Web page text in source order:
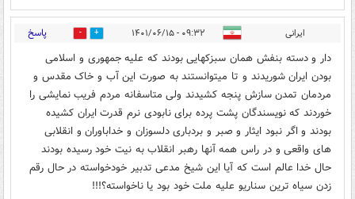
ایرانی ۰۹:۳۲ - ۱۴۰۱/۰۶/۱۵ 23 پاسخ
دار و دسته بنفش همان سبزکهایی بودند که علیه جمهوری و اسلامی
بودن ایران شوریدند و تا میتوانستند به صورت این آب و خاک مقدس و
مردمان تمدن سازش پنجه کشیدند ولی متاسفانه مردم فریب نمایشی را
خوردند که نویسندگان پشت پرده برای نابودی نرم قدرت ایران کشیده
بودند و اگر نبود ایثار و صبر و بردباری دلسوزان و خداباوران و انقلابی
های واقعی و در راس همه آنها رهبر انقلاب به نیت خود رسیده بودند
حال خدا عالم است که آیا این شیخ مدعی تدبیر خودخواسته در حال رقم
زدن سیاه ترین سناریو علیه ملت خود بود یا ناخواسته؟!!!